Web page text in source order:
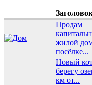
Заголовок
Продам
жилой
посёлке...
Новый
берегу
км от...